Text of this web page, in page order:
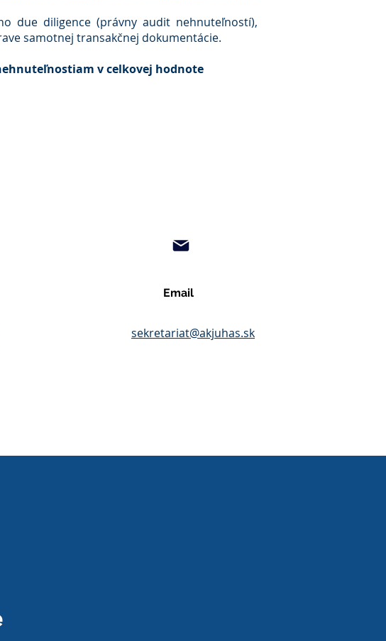
due diligence (právny audit nehnuteľností),
samotnej transakčnej dokumentácie.
v celkovej hodnote
Email
sekretariat@akjuhas.sk